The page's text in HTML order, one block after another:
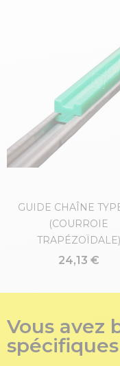
GUIDE CHAÎNE
(COURROIE
TRAPÉZOÏDALE)
24,13 €
Vous avez